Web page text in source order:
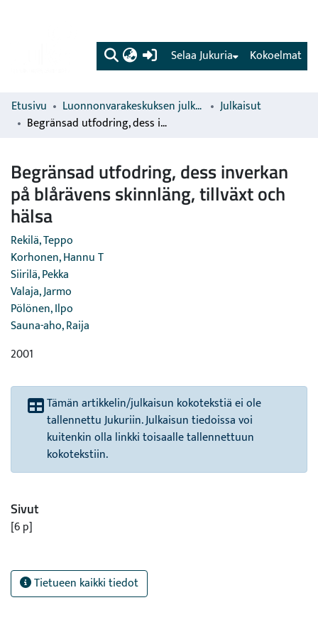
(current) Kokoelmat
Selaa Jukuria
Etusivu Luonnonvarakeskuksen julkaisut
Julkaisut
Begränsad utfodring, dess inverkan på blårävens skinnläng, tillväxt och hälsa
Begränsad utfodring, dess inverkan
på blårävens skinnläng, tillväxt och
hälsa
Rekilä, Teppo
Korhonen, Hannu T
Siirilä, Pekka
Valaja, Jarmo
Pölönen, Ilpo
Sauna-aho, Raija
2001
Tämän artikkelin/julkaisun kokotekstiä ei ole
tallennettu Jukuriin. Julkaisun tiedoissa voi
kuitenkin olla linkki toisaalle tallennettuun
kokotekstiin.
Sivut
[6 p]
Tietueen kaikki tiedot